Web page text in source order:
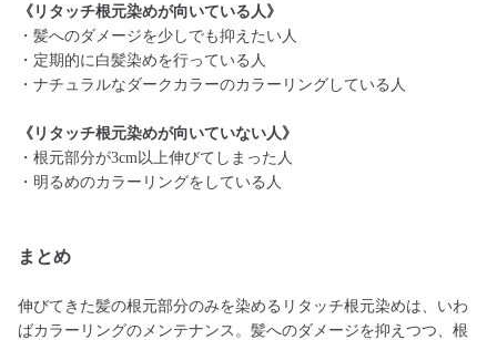
《リタッチ根元染めが向いている人》
・髪へのダメージを少しでも抑えたい人
・定期的に白髪染めを行っている人
・ナチュラルなダークカラーのカラーリングしている人
《リタッチ根元染めが向いていない人》
・根元部分が3cm以上伸びてしまった人
・明るめのカラーリングをしている人
まとめ
伸びてきた髪の根元部分のみを染めるリタッチ根元染めは、いわ
ばカラーリングのメンテナンス。髪へのダメージを抑えつつ、根